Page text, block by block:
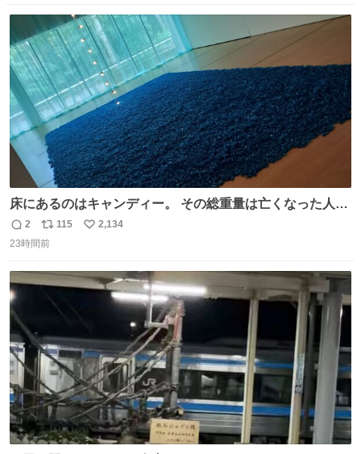
ト
数
数
床にあるのはキャンディー。 その総重量は亡くなった人と
同等の重さだそうです。 鑑賞者は一つ持ち帰れますが、亡
くなった人の一部を持ち帰っているような感覚になりまし
術館
返
信
2
リ
ポ
ト
数
115
い
数
2,134
23時間前